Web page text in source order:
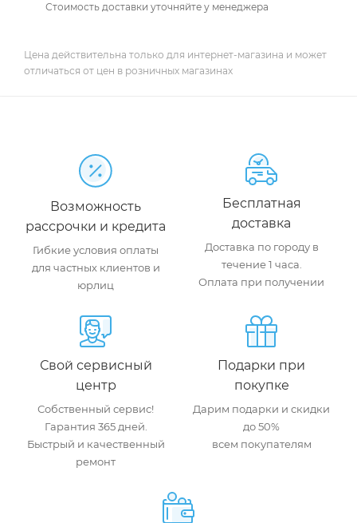
Стоимость доставки уточняйте у менеджера
Цена действительна только для интернет-магазина и может
отличаться от цен в розничных магазинах
Возможность
рассрочки и кредита
Гибкие условия оплаты
для частных клиентов и
юрлиц
Бесплатная
доставка
Доставка по городу в
течение 1 часа.
Оплата при получении
Свой сервисный
центр
Собственный сервис!
Гарантия 365 дней.
Быстрый и качественный
ремонт
Подарки при
покупке
Дарим подарки и скидки
до 50%
всем покупателям